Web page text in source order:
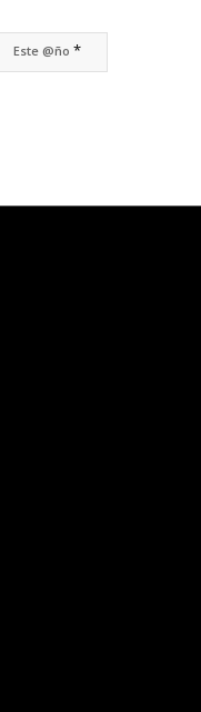
Este @ño *